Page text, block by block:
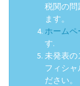
税関の問
ます。
ホームペ
す.
未発表の
フィシャ
ださい。